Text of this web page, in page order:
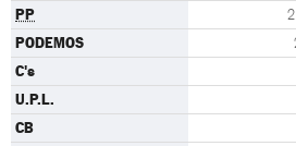
PP
PODEMOS
C's
U.P.L.
CB